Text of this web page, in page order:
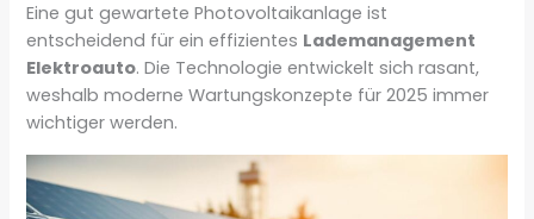
Eine gut gewartete Photovoltaikanlage ist
entscheidend für ein effizientes Lademanagement
Elektroauto. Die Technologie entwickelt sich rasant,
weshalb moderne Wartungskonzepte für 2025 immer
wichtiger werden.